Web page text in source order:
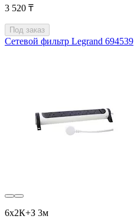
3 520 ₸
Под заказ
Сетевой фильтр Legrand 694539
6x2К+З 3м